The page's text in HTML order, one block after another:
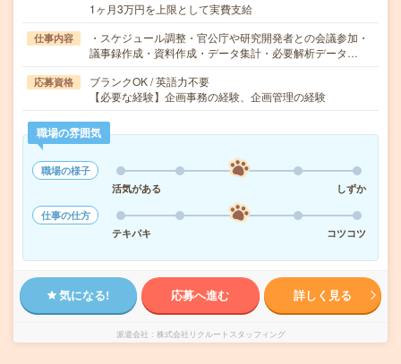
1ヶ月3万円を上限として実費支給
仕事内容
・スケジュール調整・官公庁や研究開発者との会議参加・
議事録作成・資料作成・データ集計・必要解析データ…
応募資格
ブランクOK / 英語力不要
【必要な経験】企画事務の経験、企画管理の経験
職場の雰囲気
職場の様子
活気がある
しずか
仕事の仕方
テキパキ
コツコツ
気になる! 応募へ進む 詳しく見る
派遣会社 株式会社リクルートスタッフィング